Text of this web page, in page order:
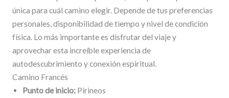
única para cuál camino elegir. Depende de tus preferencias
personales, disponibilidad de tiempo y nivel de condición
física. Lo más importante es disfrutar del viaje y
aprovechar esta increíble experiencia de
autodescubrimiento y conexión espiritual.
Camino Francés
Punto de inicio:Pirineos